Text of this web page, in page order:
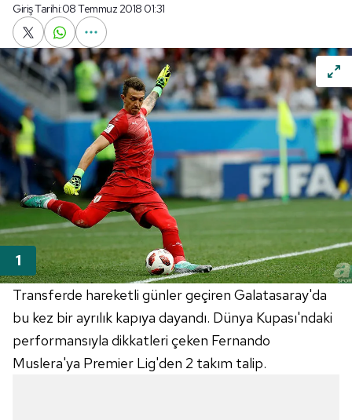
Giriş Tarihi:08 Temmuz 2018 01:31
Transferde hareketli günler geçiren Galatasaray'da
bu kez bir ayrılık kapıya dayandı. Dünya Kupası'ndaki
performansıyla dikkatleri çeken Fernando
Muslera'ya Premier Lig'den 2 takım talip.